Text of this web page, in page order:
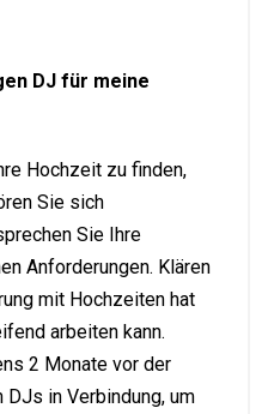
DJ für meine
Hochzeit zu finden,
Sie sich
Sie Ihre
Anforderungen. Klären
mit Hochzeiten hat
arbeiten kann.
2 Monate vor der
in Verbindung, um